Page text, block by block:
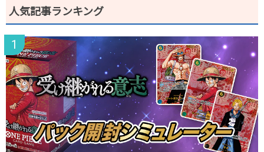
人気記事ランキング